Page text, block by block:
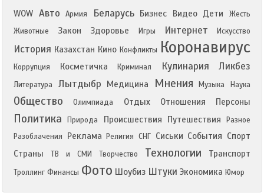
WOW Авто Армия Беларусь Бизнес Видео Дети
Жесть
Животные
Закон Здоровье Игры Интернет Искусство
История Казахстан Кино Конфликты Коронавирус
Коррупция Косметичка Криминал Кулинария Ликбез
Литература Лытдыбр Медицина Мнения Музыка Наука
Общество Олимпиада Отдых Отношения Персоны
Политика Природа Происшествия Путешествия
Разное
Разоблачения
Реклама Религия СНГ Сиськи События Спорт
Страны
ТВ и СМИ Творчество Технологии Транспорт
Троллинг Финансы Фото Шоубиз Штуки Экономика Юмор